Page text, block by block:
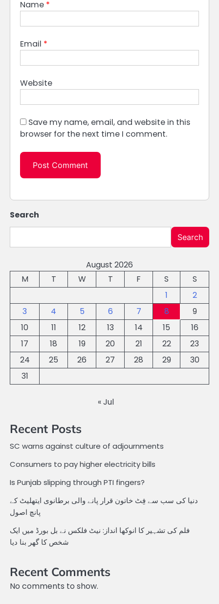
Name *
Email *
Website
Save my name, email, and website in this
browser for the next time I comment.
Search
Search
August 2026
M
T W T F S
S
1
2
3
4 5 6 7 8
9
10
11 12 13 14 15
16
17
18 19 20 21 22
23
24
25 26 27 28 29
30
31
« Jul
Recent Posts
SC warns against culture of adjournments
Consumers to pay higher electricity bills
Is Punjab slipping through PTI fingers?
دنیا کی سب سے فِٹ خاتون قرار پانے والی برطانوی ایتھلیٹ کے
پانچ اصول
فلم کی تشہیر کا انوکھا انداز: نیٹ فلکس نے بل بورڈ میں ایک
شخص کا گھر بنا دیا
Recent Comments
No comments to show.